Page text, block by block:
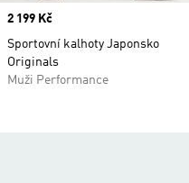
Price
2 199 Kč
Sportovní kalhoty Japonsko
Originals
Muži Performance